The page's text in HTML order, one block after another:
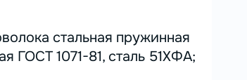
стальная пружинная
ГОСТ 1071-81, сталь 51ХФА;